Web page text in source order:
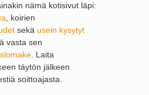
nämä kotisivut läpi:
, koirien
sekä usein kysytyt
vasta sen
. Laita
täytön jälkeen
soittoajasta.